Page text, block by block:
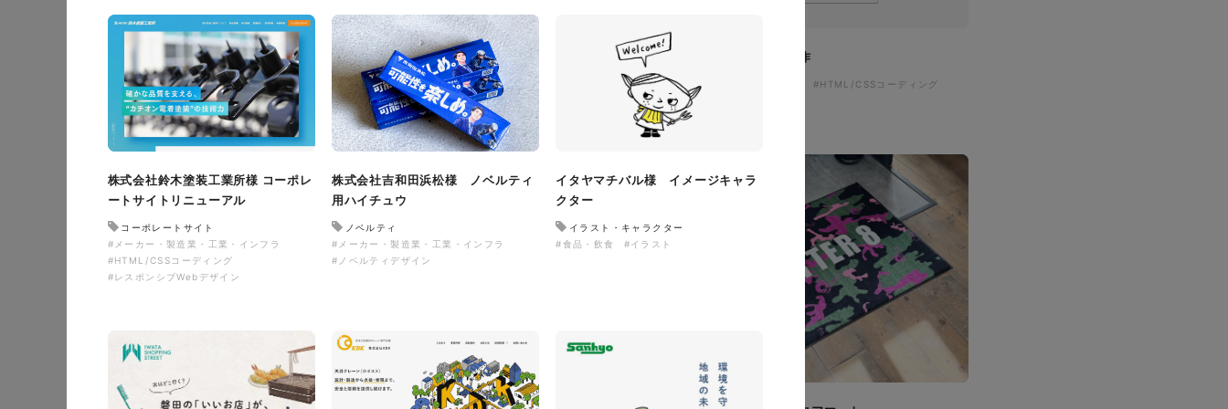
ザザ中央館様 店舗サイト制作
施設・店舗サイト
#HTML/CSSコーディング
#レスポンシブWebデザイン
イタヤマチバル様 店舗サイト制作
施設・店舗サイト #食品・飲食
#HTML/CSSコーディング
#レスポンシブWebデザイン
株式会社鈴木塗装工業所様 コーポレ
ートサイトリニューアル
コーポレートサイト
#メーカー・製造業・工業・インフラ
#HTML/CSSコーディング
#レスポンシブWebデザイン
株式会社吉和田浜松様 ノベルティ
用ハイチュウ
ノベルティ
#メーカー・製造業・工業・インフラ
#ノベルティデザイン
イタヤマチバル様 イメージキャラ
クター
イラスト・キャラクター
#食品・飲食
#イラスト